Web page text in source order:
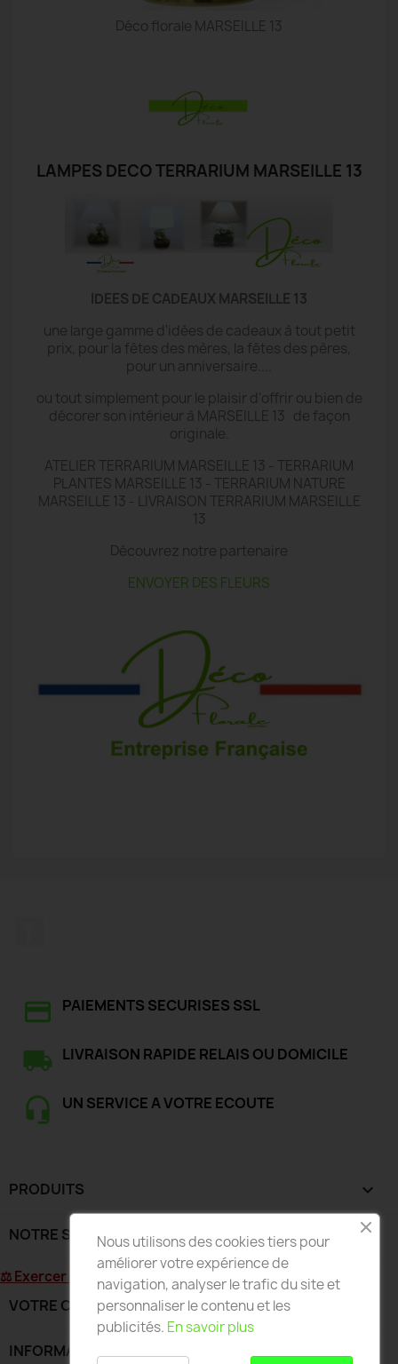
Déco florale MARSEILLE 13
LAMPES DECO TERRARIUM MARSEILLE 13
IDEES DE CADEAUX MARSEILLE 13
une large gamme d'idées de cadeaux à tout petit
prix, pour la fêtes des mères, la fêtes des pères,
pour un anniversaire....
ou tout simplement pour le plaisir d'offrir ou bien de
décorer son intérieur à MARSEILLE 13 de façon
originale.
ATELIER TERRARIUM MARSEILLE 13 - TERRARIUM
PLANTES MARSEILLE 13 - TERRARIUM NATURE
MARSEILLE 13 - LIVRAISON TERRARIUM MARSEILLE
13
Découvrez notre partenaire
ENVOYER DES FLEURS
PAIEMENTS SECURISES SSL
LIVRAISON RAPIDE RELAIS OU DOMICILE
UN SERVICE A VOTRE ECOUTE
PRODUITS 
NOTRE SOCIÉTÉ 
⚖ Exercer mon droit de rétractation
VOTRE COMPTE
INFORMATIONS
Nous utilisons des cookies tiers pour
améliorer votre expérience de
navigation, analyser le trafic du site et
personnaliser le contenu et les
publicités. En savoir plus